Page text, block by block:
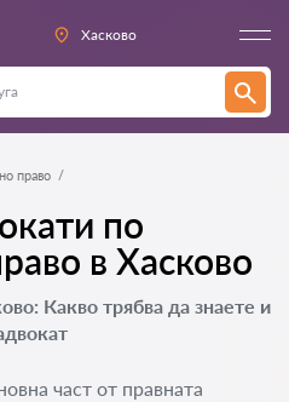
Хасково
право
по
в Хасково
Какво трябва да знаете и
част от правната